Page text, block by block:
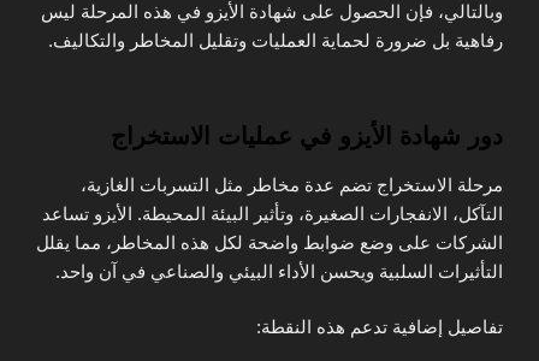
وبالتالي، فإن الحصول على شهادة الأيزو في هذه المرحلة ليس
رفاهية بل ضرورة لحماية العمليات وتقليل المخاطر والتكاليف.
دور شهادة الأيزو في عمليات الاستخراج
مرحلة الاستخراج تضم عدة مخاطر مثل التسربات الغازية،
التآكل، الانفجارات الصغيرة، وتأثير البيئة المحيطة. الأيزو تساعد
الشركات على وضع ضوابط واضحة لكل هذه المخاطر، مما يقلل
التأثيرات السلبية ويحسن الأداء البيئي والصناعي في آن واحد.
تفاصيل إضافية تدعم هذه النقطة: